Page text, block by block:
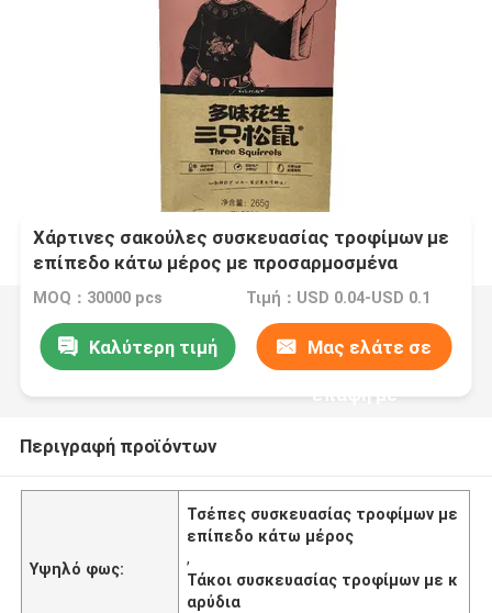
Χάρτινες σακούλες συσκευασίας τροφίμων με
επίπεδο κάτω μέρος με προσαρμοσμένα
χρώματα για καρύδια
MOQ：30000 pcs Τιμή：USD 0.04-USD 0.1
Καλύτερη τιμή Μας ελάτε σε
επαφή με
Περιγραφή προϊόντων
Υψηλό φως:
Τσέπες συσκευασίας τροφίμων με
επίπεδο κάτω μέρος
,
Τάκοι συσκευασίας τροφίμων με κ
αρύδια